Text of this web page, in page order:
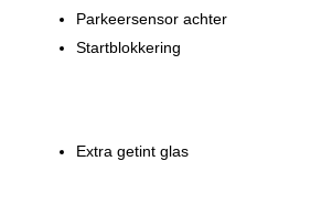
Parkeersensor achter
Startblokkering
Extra getint glas